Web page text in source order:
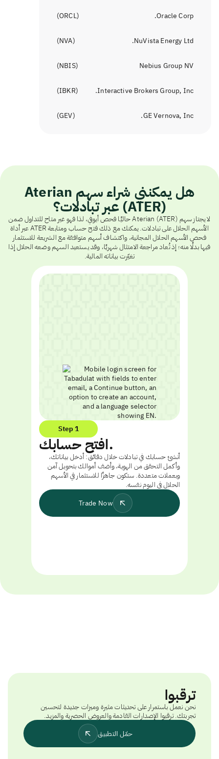
Oracle Corp.
(
ORCL
)
NuVista Energy Ltd.
(
NVA
)
Nebius Group NV
(
NBIS
)
Interactive Brokers Group, Inc.
(
IBKR
)
GE Vernova, Inc.
(
GEV
)
هل يمكنني شراء سهم Aterian
(ATER) عبر تبادلات؟
لا يجتاز سهم Aterian (ATER) حاليًا فحص أيوفي، لذا فهو غير متاح للتداول ضمن
الأسهم الحلال على تبادلات. يمكنك مع ذلك فتح حساب ومتابعة ATER عبر أداة
فحص الأسهم الحلال المجانية، واكتشاف أسهم متوافقة مع الشريعة للاستثمار
فيها بدلًا منه؛ إذ تُعاد مراجعة الامتثال شهريًا، وقد يستعيد السهم وضعه الحلال إذا
تغيّرت بياناته المالية.
Step 1
افتح حسابك.
أنشئ حسابك في تبادلات خلال دقائق: أدخل بياناتك،
وأكمل التحقق من الهوية، وأضف أموالك بتحويل آمن
وبعملات متعددة. ستكون جاهزًا للاستثمار في الأسهم
الحلال في اليوم نفسه.
Trade Now
ترقبوا
نحن نعمل باستمرار على تحديثات مثيرة وميزات جديدة لتحسين
تجربتك. ترقبوا الإصدارات القادمة والعروض الحصرية والمزيد.
حمّل التطبيق